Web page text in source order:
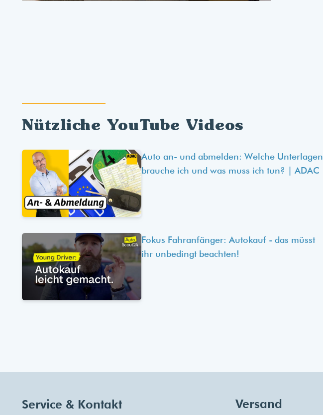
Nützliche YouTube Videos
Auto an- und abmelden: Welche Unterlagen
brauche ich und was muss ich tun? | ADAC
Fokus Fahranfänger: Autokauf - das müsst
ihr unbedingt beachten!
Service & Kontakt Versand